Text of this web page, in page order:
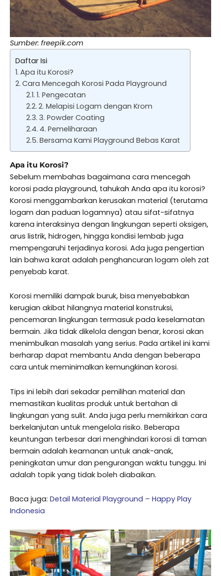
Sumber: freepik.com
Daftar Isi
Apa itu Korosi?
Cara Mencegah Korosi Pada Playground
1. Pengecatan
2. Melapisi Logam dengan Krom
3. Powder Coating
4. Pemeliharaan
Bersama Kami Playground Bebas Karat
Apa itu Korosi?
Sebelum membahas bagaimana cara mencegah
korosi pada playground, tahukah Anda apa itu korosi?
Korosi menggambarkan kerusakan material (terutama
logam dan paduan logamnya) atau sifat-sifatnya
karena interaksinya dengan lingkungan seperti oksigen,
arus listrik, hidrogen, hingga kondisi lembab juga
mempengaruhi terjadinya korosi. Ada juga pengertian
lain bahwa karat adalah penghancuran logam oleh zat
penyebab karat.
Korosi memiliki dampak buruk, bisa menyebabkan
kerugian akibat hilangnya material konstruksi,
pencemaran lingkungan termasuk pada keselamatan
bermain. Jika tidak dikelola dengan benar, korosi akan
menimbulkan masalah yang serius. Pada artikel ini kami
berharap dapat membantu Anda dengan beberapa
cara untuk meminimalkan kemungkinan korosi.
Tips ini lebih dari sekadar pemilihan material dan
memastikan kualitas produk untuk bertahan di
lingkungan yang sulit. Anda juga perlu memikirkan cara
berkelanjutan untuk mengelola risiko. Beberapa
keuntungan terbesar dari menghindari korosi di taman
bermain adalah keamanan untuk anak-anak,
peningkatan umur dan pengurangan waktu tunggu. Ini
adalah topik yang tidak boleh diabaikan.
Baca juga: Detail Material Playground – Happy Play
Indonesia